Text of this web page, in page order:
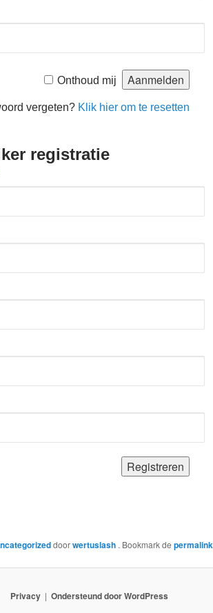
Onthoud mij
vergeten? Klik hier om te resetten
registratie
doorwertuslash . Bookmark de permalink
Privacy Ondersteund door WordPress